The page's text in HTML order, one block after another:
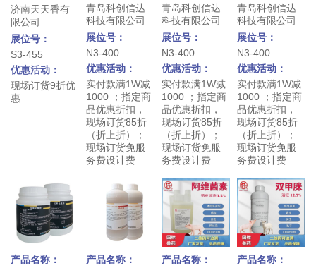
济南天天香有
限公司
展位号：
S3-455
优惠活动：
现场订货9折优
惠
青岛科创信达
科技有限公司
展位号：
N3-400
优惠活动：
实付款满1W减
1000 ；指定商
品优惠折扣，
现场订货85折
（折上折）；
现场订货免服
务费设计费
青岛科创信达
科技有限公司
展位号：
N3-400
优惠活动：
实付款满1W减
1000 ；指定商
品优惠折扣，
现场订货85折
（折上折）；
现场订货免服
务费设计费
青岛科创信达
科技有限公司
展位号：
N3-400
优惠活动：
实付款满1W减
1000 ；指定商
品优惠折扣，
现场订货85折
（折上折）；
现场订货免服
务费设计费
产品名称：
产品名称：
产品名称：
产品名称：